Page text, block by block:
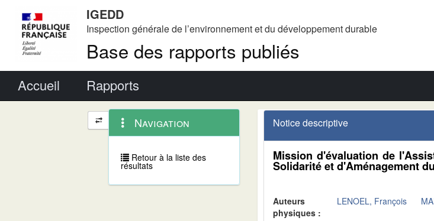
IGEDD
Inspection générale de l’environnement et du développement durable
Base des rapports publiés
Accueil Rapports
Navigation
et
outils
annexes
contextuel
Navigation
Retour à la liste des
résultats
Notice descriptive
Mission d'évaluation de
Solidarité et d'Aménagement
Auteurs
physiques :
LENOEL, François